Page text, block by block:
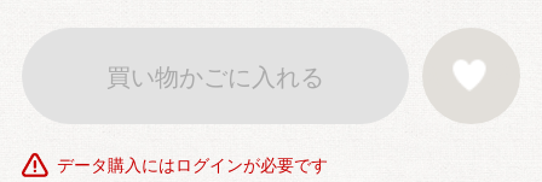
データ購入にはログインが必要です
買い物かごに入れる お気に入りに登